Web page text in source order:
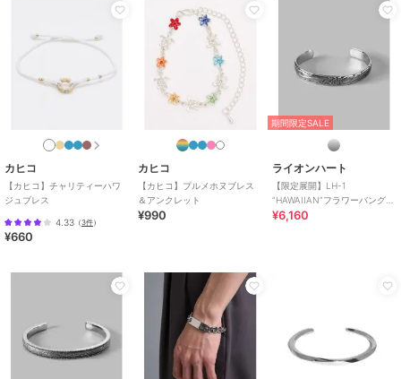
・手首の一番細い箇所（側面）からスライドし、90度回転させて着用
・バングルを着脱する際には無理に力を加えないようにお気をつけく
・開口部の調整に力を加えすぎると折れてしまう可能性がございます
のでご注意ください（折れてしまうと修理ができません）
・開口部の調整は何度も行うものではありません（繰り返し行うと金
・スポーツや重労働など、激しい動きを伴う活動をする際にはバング
ルを外しておきましょう。衝撃や圧力で変形や破損の原因となること
があります。
【LH-1-エルエイチワン-】
「初めて着けるアクセサリーがライオンハートである様に」という想
ーユースなコレクション。
【LION HEART-ライオンハート-】
1996年から続くドメスティックブランド。
ブランドコンセプトは『常に変化を恐れず 新たな価値観をシェアし続
ける アクセサリーブランド。』
カヒコ
【カヒコ】チャリティーハワ
ジュブレス
4.33 （3件）
¥660
カヒコ
【カヒコ】プルメホヌブレス
＆アンクレット
¥990
期間限定SALE
ライオンハート
【限定展開】LH-1
“HAWAIIAN”フラワーバング
ル/サージカルステンレス 金属
¥6,160